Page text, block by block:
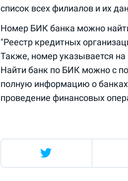
список всех филиалов и их
Номер БИК банка можно
"Реестр кредитных
Также, номер указывается на
Найти банк по БИК можно с
полную информацию о
проведение финансовых